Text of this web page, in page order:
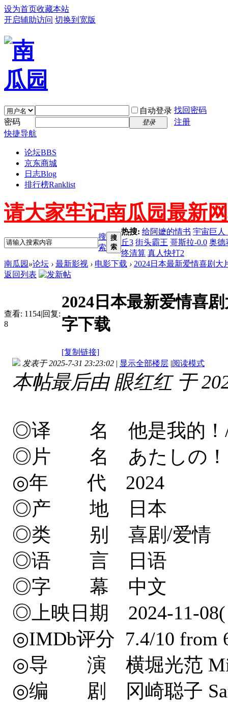
设为首页收藏本站
开启辅助访问 切换到宽版
自动登录 找回密码
密码
登录
注册
快捷导航
论坛BBS
京东商城
日志Blog
排行榜Ranklist
请大家牢记南瓜园最新
搜
索
搜
索
热搜: 给阿嬷的情书 宇宙巨人
丘3 街头霸王 哥斯拉-0.0 奥德
终清算 真人快打2
南瓜园 »论坛 › 最新影视 › 电影下载 › 2024日本最新爱情喜剧大
返回列表
查看: 1154|回复:
8
2024日本最新爱情喜
字下载
[复制链接]
发表于 2025-7-31 23:23:02 | 显示全部楼层 |阅读模式
本帖最后由 眼红红 于
◎译 名 他是我的！/
◎片 名 あたしの！
◎年 代 2024
◎产 地 日本
◎类 别 喜剧/爱情
◎语 言 日语
◎字 幕 中文
◎上映日期 2024-11-
◎IMDb评分 7.4/10 from
◎导 演 横堀光范
◎编 剧 冈崎聪子